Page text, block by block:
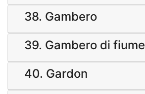
38. Gambero
39. Gambero di fiume
40. Gardon